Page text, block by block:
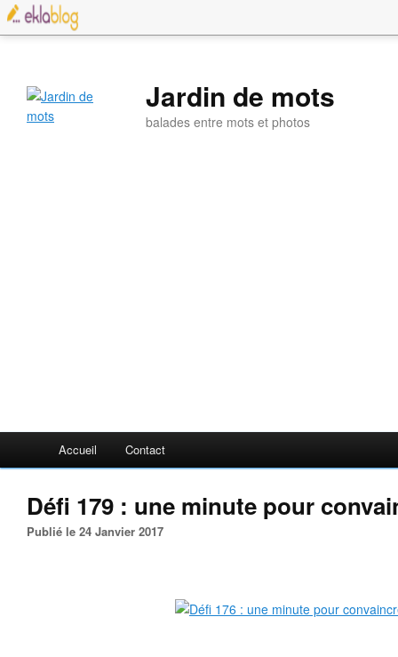
Jardin de mots
balades entre mots et photos
Accueil Contact
Défi 179 : une minute pour
Publié le 24 Janvier 2017